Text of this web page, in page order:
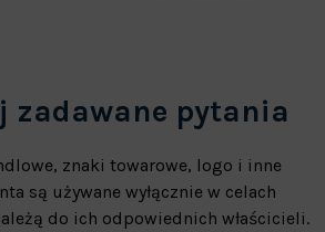
zadawane pytania
znaki towarowe, logo i inne
są używane wyłącznie w celach
do ich odpowiednich właścicieli.